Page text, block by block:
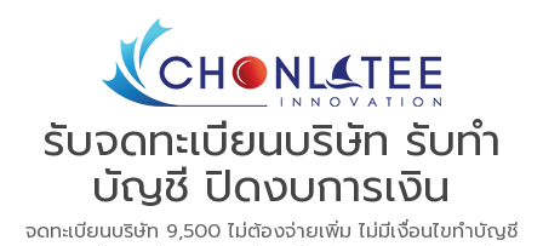
รับจดทะเบียนบริษัท รับทำ
บัญชี ปิดงบการเงิน
จดทะเบียนบริษัท 9,500 ไม่ต้องจ่ายเพิ่ม ไม่มีเงื่อนไขทำบัญชี